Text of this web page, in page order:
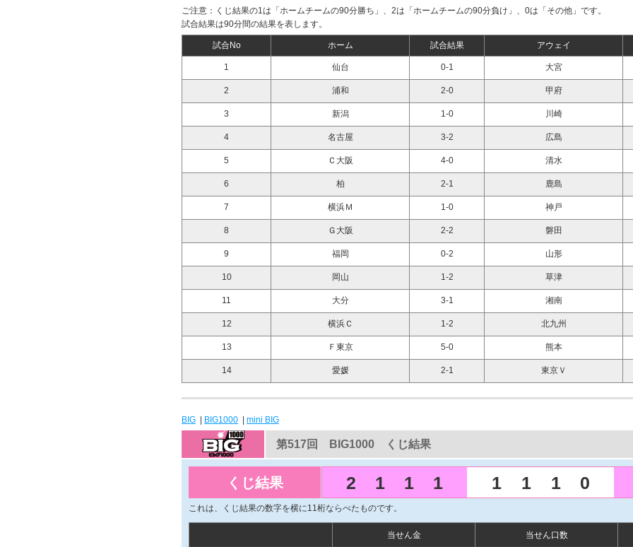
ご注意：くじ結果の1は「ホームチームの90分勝ち」、2は「ホームチームの90分負け」、0は「その他」です。
試合結果は90分間の結果を表します。
試合No ホーム 試合結果 アウェイ
1 仙台 0-1 大宮
2 浦和 2-0 甲府
3 新潟 1-0 川崎
4 名古屋 3-2 広島
5 Ｃ大阪 4-0 清水
6 柏 2-1 鹿島
7 横浜Ｍ 1-0 神戸
8 Ｇ大阪 2-2 磐田
9 福岡 0-2 山形
10 岡山 1-2 草津
11 大分 3-1 湘南
12 横浜Ｃ 1-2 北九州
13 Ｆ東京 5-0 熊本
14 愛媛 2-1 東京Ｖ
BIG BIG1000 mini BIG
第517回 BIG1000 くじ結果
くじ結果 2 1 1 1 1 1 1 0
これは、くじ結果の数字を横に11桁ならべたものです。
当せん金 当せん口数